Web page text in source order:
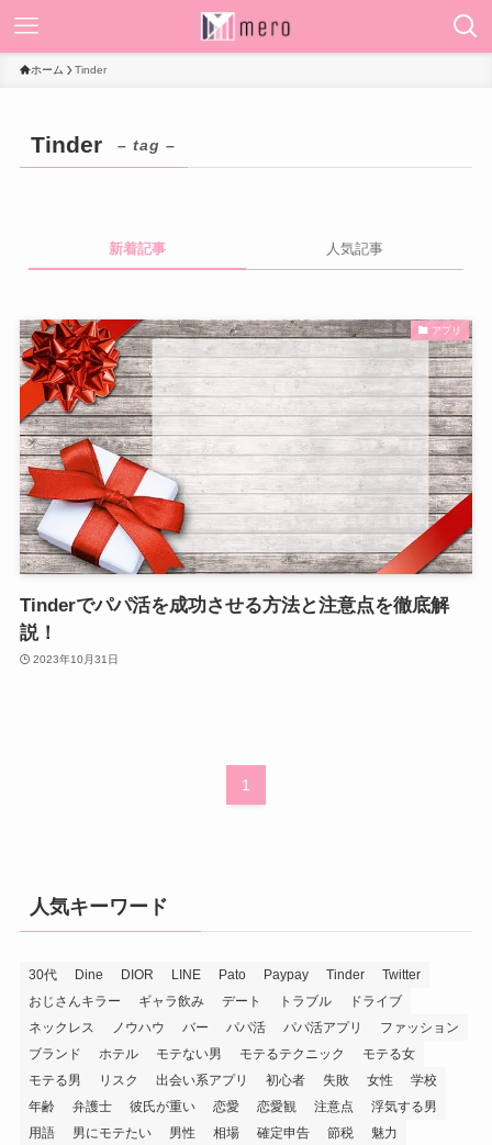
ホーム Tinder
Tinder – tag –
新着記事 人気記事
アプリ
Tinderでパパ活を成功させる方法と注意点を徹底解
説！
2023年10月31日
1
人気キーワード
30代 Dine DIOR LINE Pato Paypay Tinder
Twitter
おじさんキラー
ギャラ飲み デート トラブル
ドライブ
ネックレス
ノウハウ バー パパ活 パパ活アプリ
ファッション
ブランド
ホテル モテない男 モテるテクニック
モテる女
モテる男
リスク 出会い系アプリ 初心者 失敗 女性
学校
年齢
弁護士 彼氏が重い 恋愛 恋愛観 注意点
浮気する男
用語
男にモテたい 男性 相場 確定申告 節税 魅力